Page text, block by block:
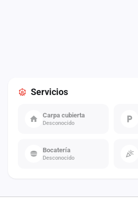
Servicios
Carpa cubierta
Desconocido
Bocatería
Desconocido